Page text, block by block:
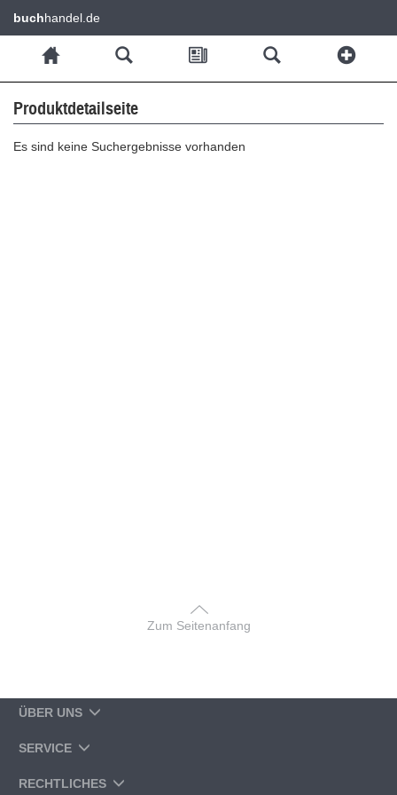
buchhandel.de
Produktdetailseite
Es sind keine Suchergebnisse vorhanden
Zum Seitenanfang
ÜBER UNS
SERVICE
RECHTLICHES